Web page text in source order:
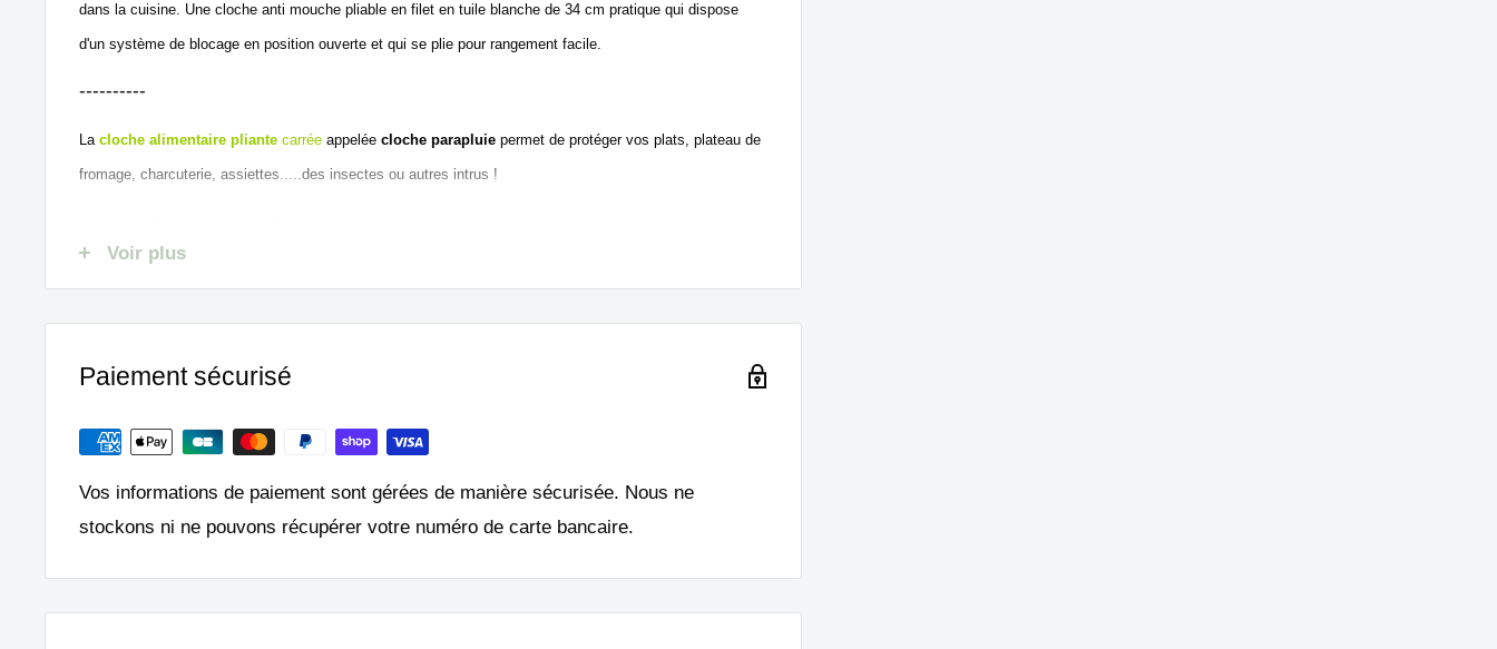
dans la cuisine. Une cloche anti mouche pliable en filet en tuile blanche de 34 cm pratique qui dispose
d'un système de blocage en position ouverte et qui se plie pour rangement facile.
----------
La cloche alimentaire pliante carrée appelée cloche parapluie permet de protéger vos plats, plateau de
fromage, charcuterie, assiettes.....des insectes ou autres intrus !
Pratique, la cloche parapluie
Voir plus
Paiement sécurisé
Vos informations de paiement sont gérées de manière sécurisée. Nous ne
stockons ni ne pouvons récupérer votre numéro de carte bancaire.